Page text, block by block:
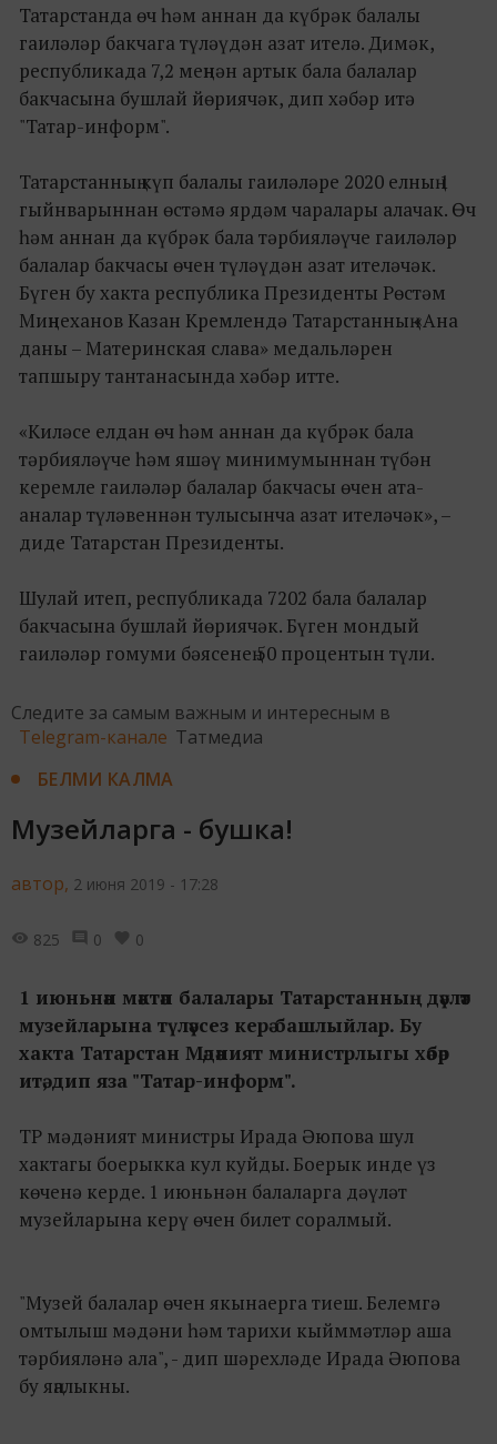
Татарстанда өч һәм аннан да күбрәк балалы
гаиләләр бакчага түләүдән азат ителә. Димәк,
республикада 7,2 меңнән артык бала балалар
бакчасына бушлай йөриячәк, дип хәбәр итә
"Татар-информ".
Татарстанның күп балалы гаиләләре 2020 елның 1
гыйнварыннан өстәмә ярдәм чаралары алачак. Өч
һәм аннан да күбрәк бала тәрбияләүче гаиләләр
балалар бакчасы өчен түләүдән азат ителәчәк.
Бүген бу хакта республика Президенты Рөстәм
Миңнеханов Казан Кремлендә Татарстанның «Ана
даны – Материнская слава» медальләрен
тапшыру тантанасында хәбәр итте.
«Киләсе елдан өч һәм аннан да күбрәк бала
тәрбияләүче һәм яшәү минимумыннан түбән
керемле гаиләләр балалар бакчасы өчен ата-
аналар түләвеннән тулысынча азат ителәчәк», –
диде Татарстан Президенты.
Шулай итеп, республикада 7202 бала балалар
бакчасына бушлай йөриячәк. Бүген мондый
гаиләләр гомуми бәясенең 50 процентын түли.
Следите за самым важным и интересным в
Telegram-канале Татмедиа
БЕЛМИ КАЛМА
Музейларга - бушка!
автор, 2 июня 2019 - 17:28
825 0 0
1 июньнән мәктәп балалары Татарстанның дәүләт
музейларына түләүсез керә башлыйлар. Бу
хакта Татарстан Мәдәният министрлыгы хәбәр
итә, дип яза "Татар-информ".
ТР мәдәният министры Ирада Әюпова шул
хактагы боерыкка кул куйды. Боерык инде үз
көченә керде. 1 июньнән балаларга дәүләт
музейларына керү өчен билет соралмый.
"Музей балалар өчен якынаерга тиеш. Белемгә
омтылыш мәдәни һәм тарихи кыйммәтләр аша
тәрбияләнә ала", - дип шәрехләде Ирада Әюпова
бу яңалыкны.